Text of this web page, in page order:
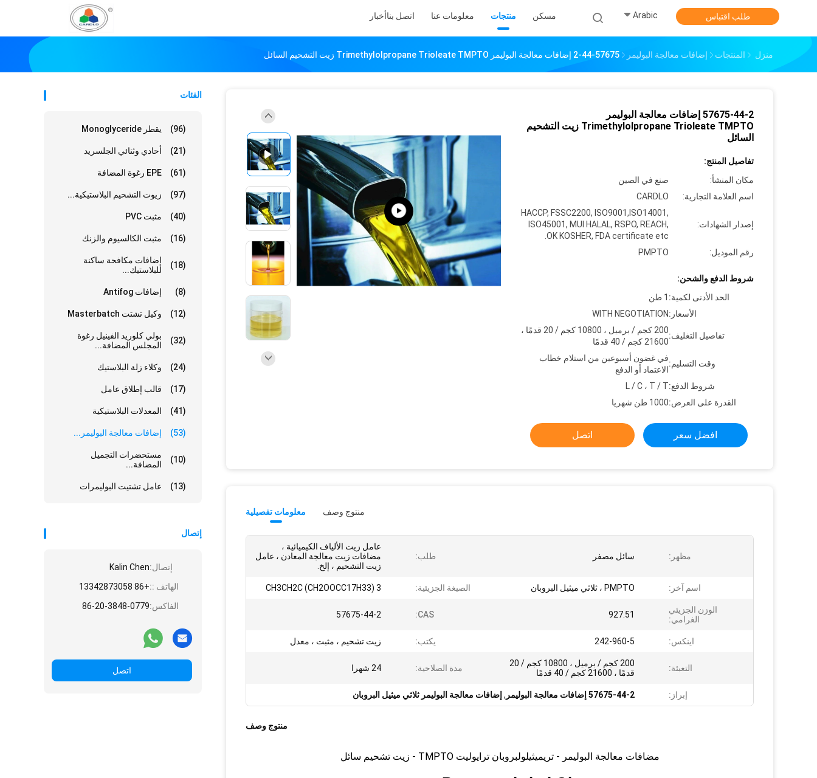
مسكن منتجات معلومات عنا اتصل بناأخبار Arabic طلب اقتباس
منزل المنتجات إضافات معالجة البوليمر 57675-44-2 إضافات معالجة البوليمر Trimethylolpropane Trioleate TMPTO زيت التشحيم السائل
الفئات
يقطر Monoglyceride (96)
أحادي وثنائي الجلسريد (21)
EPE رغوة المضافة (61)
زيوت التشحيم البلاستيكية... (97)
مثبت PVC (40)
مثبت الكالسيوم والزنك (16)
إضافات مكافحة ساكنة
للبلاستيك...
(18)
إضافات Antifog (8)
وكيل تشتت Masterbatch (12)
بولي كلوريد الفينيل رغوة
المجلس المضافة...
(32)
وكلاء زلة البلاستيك (24)
قالب إطلاق عامل (17)
المعدلات البلاستيكية (41)
إضافات معالجة البوليمر... (53)
مستحضرات التجميل
المضافة...
(10)
عامل تشتيت البوليمرات (13)
إتصال
إتصال:Kalin Chen
الهاتف ::+86 13342873058
الفاكس:86-20-3848-0779
اتصل
57675-44-2 إضافات معالجة البوليمر
Trimethylolpropane Trioleate TMPTO زيت التشحيم
السائل
تفاصيل المنتج:
مكان المنشأ:
صنع في الصين
اسم العلامة التجارية:
CARDLO
إصدار الشهادات:
HACCP, FSSC2200, ISO9001,ISO14001,
ISO45001, MUI HALAL, RSPO, REACH,
OK KOSHER, FDA certificate etc.
رقم الموديل:
PMPTO
شروط الدفع والشحن:
الحد الأدنى لكمية: 1 طن
الأسعار:WITH NEGOTIATION
تفاصيل التغليف:
200 كجم / برميل ، 10800 كجم / 20 قدمًا ،
21600 كجم / 40 قدمًا
وقت التسليم:
في غضون أسبوعين من استلام خطاب
الاعتماد أو الدفع
شروط الدفع:L / C ، T / T
القدرة على العرض:1000 طن شهريا
افضل سعر اتصل
معلومات تفصيلية منتوج وصف
مظهر: سائل مصفر طلب:
عامل زيت الألياف الكيميائية ،
مضافات زيت معالجة المعادن ، عامل
زيت التشحيم ، إلخ.
اسم آخر: PMPTO ، ثلاثي ميثيل البروبان الصيغة الجزيئية: CH3CH2C (CH2OOCC17H33) 3
الوزن الجزيئي
الغرامي:
927.51
CAS:
57675-44-2
اينكس: 242-960-5 يكتب: زيت تشحيم ، مثبت ، معدل
التعبئة:
200 كجم / برميل ، 10800 كجم / 20
قدمًا ، 21600 كجم / 40 قدمًا
مدة الصلاحية: 24 شهرا
إبراز: 57675-44-2 إضافات معالجة البوليمر , إضافات معالجة البوليمر ثلاثي ميثيل البروبان
منتوج وصف
مضافات معالجة البوليمر - تريميثيلولبروبان ترايوليت TMPTO - زيت تشحيم سائل